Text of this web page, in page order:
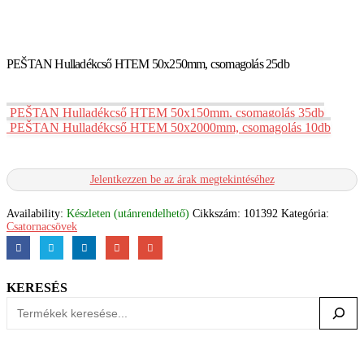
PEŠTAN Hulladékcső HTEM 50x250mm, csomagolás 25db
PEŠTAN Hulladékcső HTEM 50x150mm, csomagolás 35db
PEŠTAN Hulladékcső HTEM 50x2000mm, csomagolás 10db
Jelentkezzen be az árak megtekintéséhez
Availability: Készleten (utánrendelhető) Cikkszám: 101392 Kategória:
Csatornacsövek
KERESÉS